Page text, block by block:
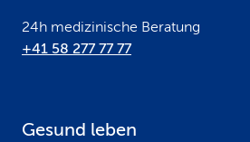
24h medizinische Beratung
+41 58 277 77 77
Gesund leben